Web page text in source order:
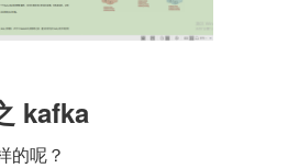
kafka
的呢？